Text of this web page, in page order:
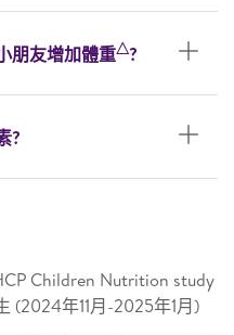
朋友增加體重△?
?
Children Nutrition study
(2024年11月-2025年1月)